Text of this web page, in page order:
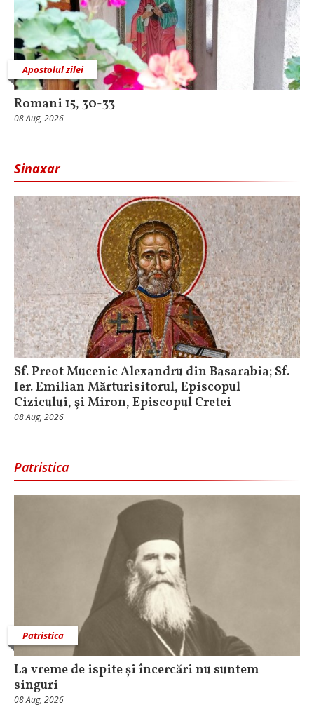
Apostolul zilei
Romani 15, 30-33
08 Aug, 2026
Sinaxar
Sf. Preot Mucenic Alexandru din Basarabia; Sf.
Ier. Emilian Mărturisitorul, Episcopul
Cizicului, şi Miron, Episcopul Cretei
08 Aug, 2026
Patristica
Patristica
La vreme de ispite și încercări nu suntem
singuri
08 Aug, 2026